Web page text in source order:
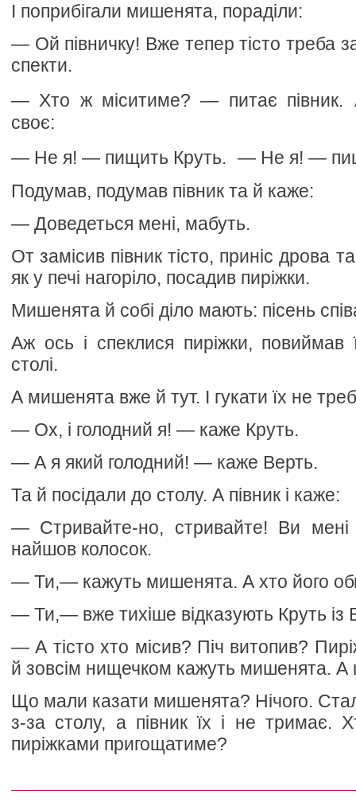
І поприбігали мишенята, пораділи:
— Ой півничку! Вже тепер тісто треба
спекти.
— Хто ж міситиме? — питає
своє:
— Не я! — пищить Круть. — Не я! —
Подумав, подумав півник та й каже:
— Доведеться мені, мабуть.
От замісив півник тісто, приніс дрова
як у печі нагоріло, посадив пиріжки.
Мишенята й собі діло мають: пісень
Аж ось і спеклися пиріжки, повиймав
столі.
А мишенята вже й тут. І гукати їх не
— Ох, і голодний я! — каже Круть.
— А я який голодний! — каже Верть.
Та й посідали до столу. А півник і каже:
— Стривайте-но, стривайте! Ви мені
найшов колосок.
— Ти,— кажуть мишенята. А хто його
— Ти,— вже тихіше відказують Круть із
— А тісто хто місив? Піч витопив?
й зовсім нищечком кажуть мишенята.
Що мали казати мишенята? Нічого.
з-за столу, а півник їх і не тримає.
пиріжками пригощатиме?